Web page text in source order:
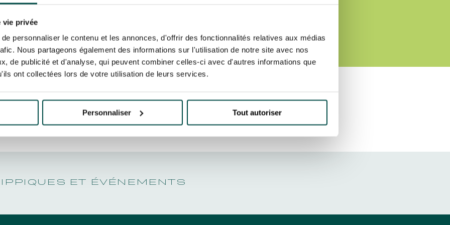
vie privée
personnaliser le contenu et les annonces, d'offrir des fonctionnalités relatives aux médias
Nous partageons également des informations sur l'utilisation de notre site avec nos
de publicité et d'analyse, qui peuvent combiner celles-ci avec d'autres informations que
ont collectées lors de votre utilisation de leurs services.
Personnaliser Tout autoriser
- 14TH JULY
BTOB – ENTERPRISES DRESS CODE
SUBSCRIBE
at any time by using the “unsubscribe” link displayed in the newsletter.Find out moreabout how your data and
DE L'ARC DE
ET ÉVÉNEMENTS